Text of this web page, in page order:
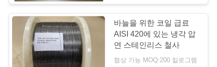
리
정밀도 스테인리스
지구
바늘을 위한 코일 급료
AISI 420에 있는 냉각 압
연 스테인리스 철사
협상 가능 MOQ:200 킬로그램